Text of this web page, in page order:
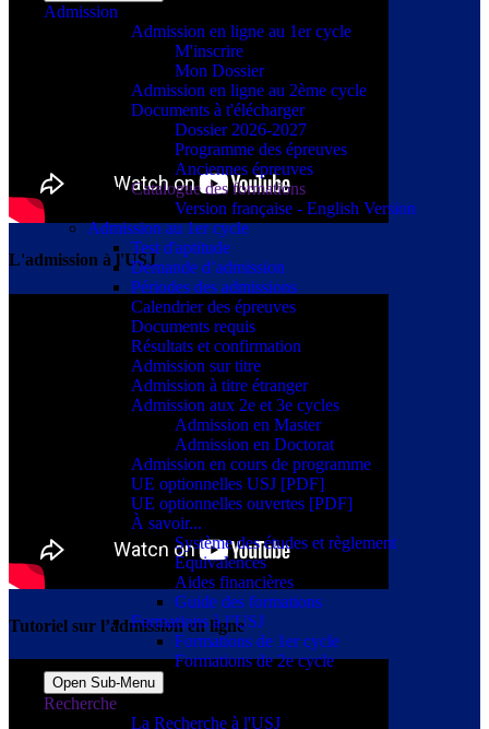
Admission
Admission en ligne au 1er cycle
M'inscrire
Mon Dossier
Admission en ligne au 2ème cycle
Documents à t'élécharger
Dossier 2026-2027
Programme des épreuves
Anciennes épreuves
Catalogue des formations
Version française - English Version
Admission au 1er cycle
Test d'aptitude
Demande d’admission
Périodes des admissions
Calendrier des épreuves
Documents requis
Résultats et confirmation
Admission sur titre
Admission à titre étranger
Admission aux 2e et 3e cycles
Admission en Master
Admission en Doctorat
Admission en cours de programme
UE optionnelles USJ [PDF]
UE optionnelles ouvertes [PDF]
À savoir...
Système des études et règlement
Équivalences
Aides financières
Guide des formations
Formations à l’USJ
Formations de 1er cycle
Formations de 2e cycle
Open Sub-Menu
Recherche
La Recherche à l'USJ
L'admission à l'USJ
Tutoriel sur l’admission en ligne